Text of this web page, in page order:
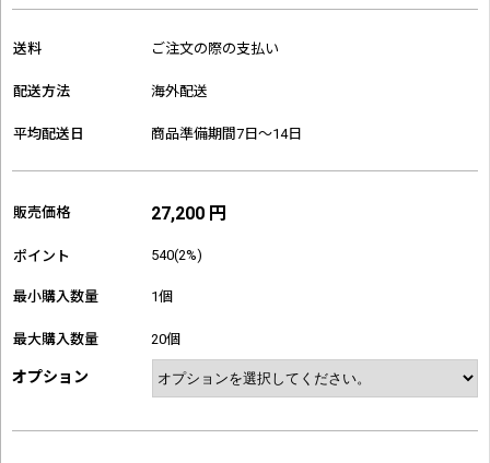
送料 ご注文の際の支払い
配送方法 海外配送
平均配送日 商品準備期間7日～14日
販売価格 27,200 円
ポイント 540(2%)
最小購入数量 1個
最大購入数量 20個
オプション